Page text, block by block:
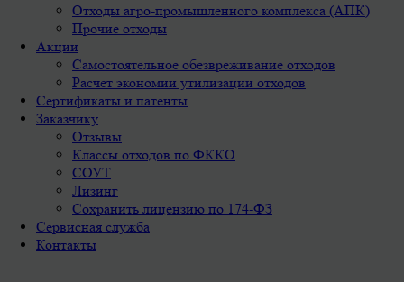
Отходы агро-промышленного комплекса (АПК)
Прочие отходы
Акции
Самостоятельное обезвреживание отходов
Расчет экономии утилизации отходов
Сертификаты и патенты
Заказчику
Отзывы
Классы отходов по ФККО
СОУТ
Лизинг
Сохранить лицензию по 174-ФЗ
Сервисная служба
Контакты